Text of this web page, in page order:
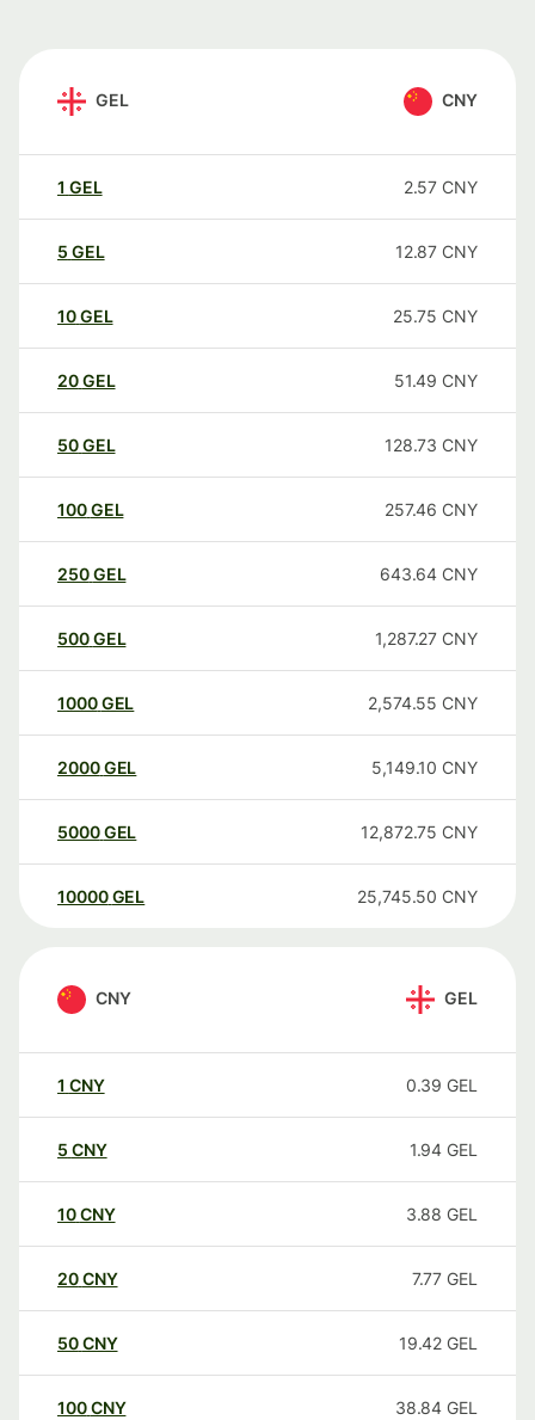
GEL CNY
1 GEL 2.57 CNY
5 GEL 12.87 CNY
10GEL 25.75 CNY
20GEL 51.49 CNY
50GEL 128.73 CNY
100GEL 257.46 CNY
250GEL 643.64 CNY
500GEL 1,287.27 CNY
1000GEL 2,574.55 CNY
2000GEL 5,149.10 CNY
5000GEL 12,872.75 CNY
10000 GEL 25,745.50 CNY
CNY GEL
1 CNY 0.39 GEL
5 CNY 1.94 GEL
10CNY 3.88 GEL
20CNY 7.77 GEL
50CNY 19.42 GEL
100CNY 38.84 GEL